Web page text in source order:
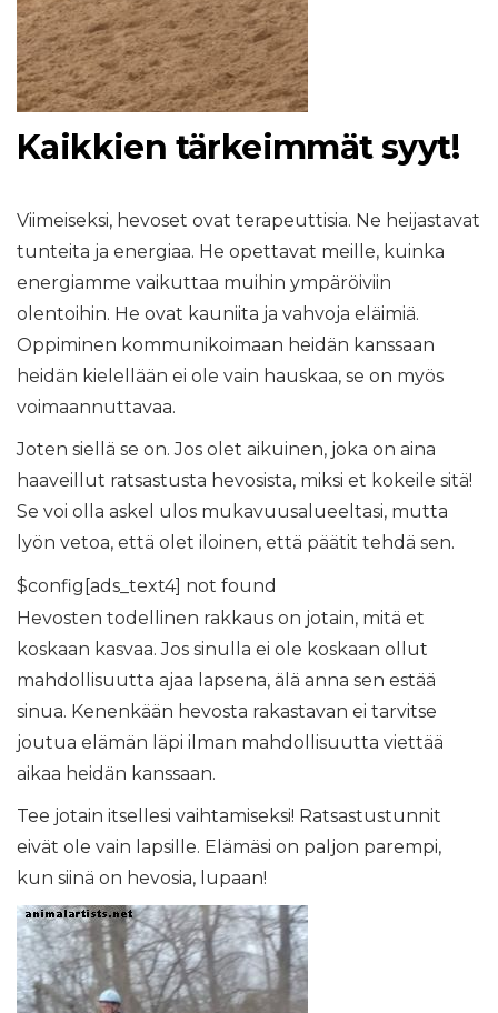
Kaikkien tärkeimmät syyt!
Viimeiseksi, hevoset ovat terapeuttisia. Ne heijastavat
tunteita ja energiaa. He opettavat meille, kuinka
energiamme vaikuttaa muihin ympäröiviin
olentoihin. He ovat kauniita ja vahvoja eläimiä.
Oppiminen kommunikoimaan heidän kanssaan
heidän kielellään ei ole vain hauskaa, se on myös
voimaannuttavaa.
Joten siellä se on. Jos olet aikuinen, joka on aina
haaveillut ratsastusta hevosista, miksi et kokeile sitä!
Se voi olla askel ulos mukavuusalueeltasi, mutta
lyön vetoa, että olet iloinen, että päätit tehdä sen.
$config[ads_text4] not found
Hevosten todellinen rakkaus on jotain, mitä et
koskaan kasvaa. Jos sinulla ei ole koskaan ollut
mahdollisuutta ajaa lapsena, älä anna sen estää
sinua. Kenenkään hevosta rakastavan ei tarvitse
joutua elämän läpi ilman mahdollisuutta viettää
aikaa heidän kanssaan.
Tee jotain itsellesi vaihtamiseksi! Ratsastustunnit
eivät ole vain lapsille. Elämäsi on paljon parempi,
kun siinä on hevosia, lupaan!